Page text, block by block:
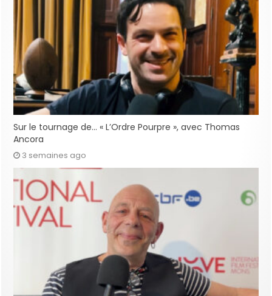
Sur le tournage de… « L’Ordre Pourpre », avec Thomas
Ancora
3 semaines ago